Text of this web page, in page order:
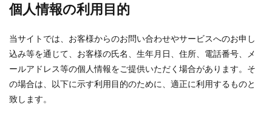
個人情報の利用目的
当サイトでは、お客様からのお問い合わせやサービスへのお申し
込み等を通じて、お客様の氏名、生年月日、住所、電話番号、メ
ールアドレス等の個人情報をご提供いただく場合があります。そ
の場合は、以下に示す利用目的のために、適正に利用するものと
致します。